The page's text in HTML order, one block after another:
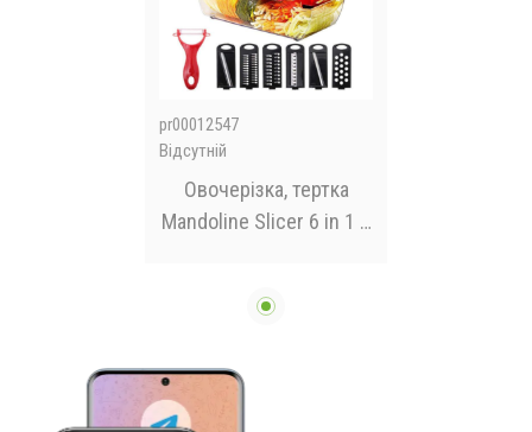
pr00012547
Відсутній
Овочерізка, тертка
Mandoline Slicer 6 in 1 c